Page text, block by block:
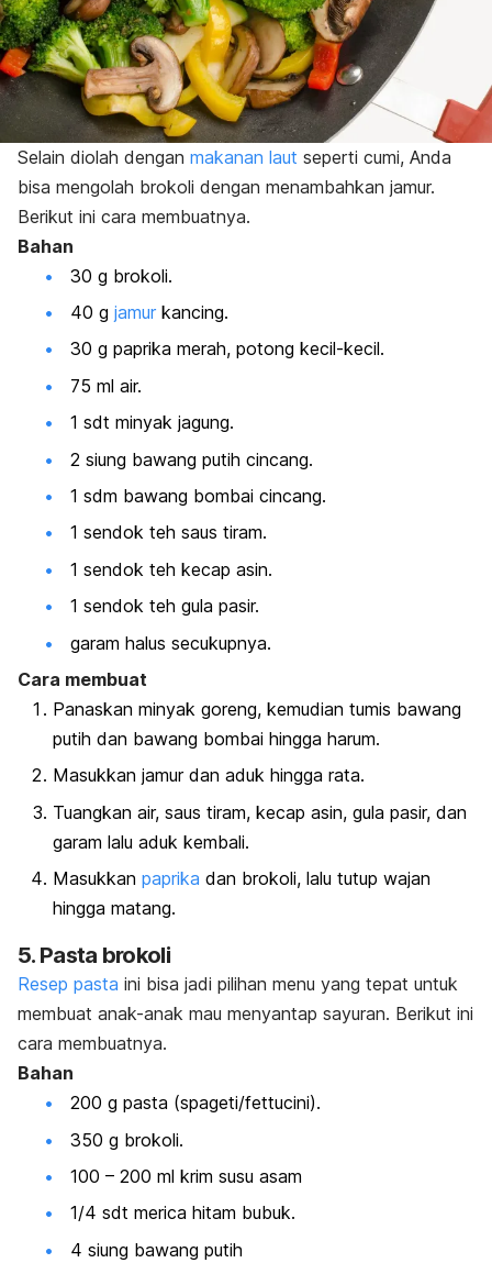
Selain diolah dengan makanan laut seperti cumi, Anda
bisa mengolah brokoli dengan menambahkan jamur.
Berikut ini cara membuatnya.
Bahan
30 g brokoli.
40 g jamur kancing.
30 g paprika merah, potong kecil-kecil.
75 ml air.
1 sdt minyak jagung.
2 siung bawang putih cincang.
1 sdm bawang bombai cincang.
1 sendok teh saus tiram.
1 sendok teh kecap asin.
1 sendok teh gula pasir.
garam halus secukupnya.
Cara membuat
Panaskan minyak goreng, kemudian tumis bawang
putih dan bawang bombai hingga harum.
Masukkan jamur dan aduk hingga rata.
Tuangkan air, saus tiram, kecap asin, gula pasir, dan
garam lalu aduk kembali.
Masukkan paprika dan brokoli, lalu tutup wajan
hingga matang.
5. Pasta brokoli
Resep pasta ini bisa jadi pilihan menu yang tepat untuk
membuat anak-anak mau menyantap sayuran. Berikut ini
cara membuatnya.
Bahan
200 g pasta (spageti/fettucini).
350 g brokoli.
100 – 200 ml krim susu asam
1/4 sdt merica hitam bubuk.
4 siung bawang putih